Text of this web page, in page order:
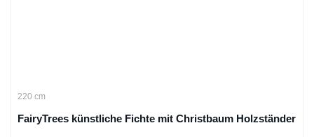
220 cm
FairyTrees künstliche Fichte mit Christbaum Holzständer